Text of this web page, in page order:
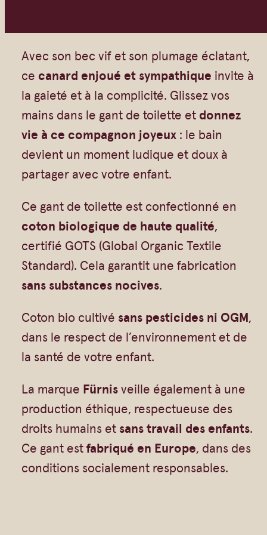
Authentiques
Savons moulés
Beurre de Karité
Végétales
Barres détachantes
Savon Noir
Savons sur corde
Argiles
Crèmes visages
Eaux florales
Exfoliants
Gommages
Huiles à massage
Hydratants
Savons en barre
Huiles
Gommages
Savons en barre
Huiles
Shampoings
Livres
Avec son bec vif et son plumage éclatant,
ce canard enjoué et sympathique invite à
la gaieté et à la complicité. Glissez vos
mains dans le gant de toilette et donnez
vie à ce compagnon joyeux : le bain
devient un moment ludique et doux à
partager avec votre enfant.
Ce gant de toilette est confectionné en
coton biologique de haute qualité,
certifié GOTS (Global Organic Textile
Standard). Cela garantit une fabrication
sans substances nocives.
Coton bio cultivé sans pesticides ni OGM,
dans le respect de l’environnement et de
la santé de votre enfant.
La marque Fürnisveille également à une
production éthique, respectueuse des
droits humains et sans travail des enfants.
Ce gant estfabriqué en Europe, dans des
conditions socialement responsables.
t
é
d
e
G
a
n
t
d
e
t
o
l
e
t
e
e
n
c
o